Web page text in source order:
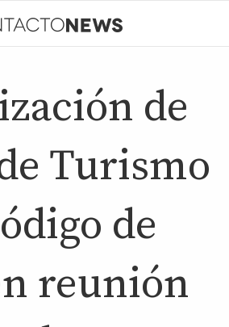
de
Turismo
de
reunión